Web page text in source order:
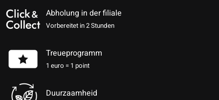
Abholung in der filiale
Vorbereitet in 2 Stunden
Treueprogramm
1 euro = 1 point
Duurzaamheid